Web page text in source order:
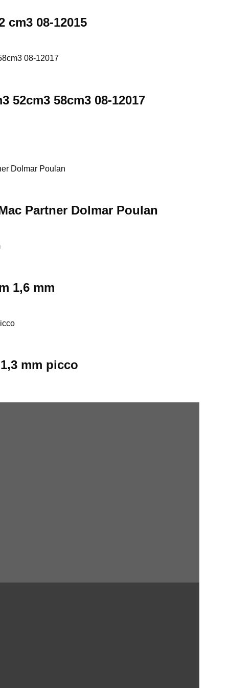
08-12015
52cm3 58cm3 08-12017
Partner Dolmar Poulan
1,6 mm
mm picco